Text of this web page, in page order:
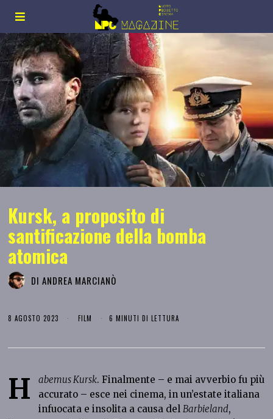
Kursk, a proposito di
santificazione della bomba
atomica
DIANDREA MARCIANÒ
8 AGOSTO 2023 FILM 6 MINUTI DI LETTURA
H abemus Kursk. Finalmente – e mai avverbio fu più
accurato – esce nei cinema, in un’estate italiana
infuocata e insolita a causa delBarbieland,